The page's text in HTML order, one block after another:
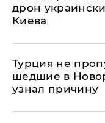
дрон
Киева
Турция не
шедшие в
узнал причину